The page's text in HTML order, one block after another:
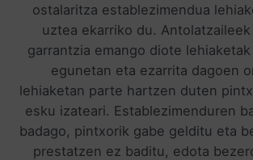
ostalaritza establezimendua
uztea ekarriko du.
garrantzia emango diote
egunetan eta ezarrita dagoen
lehiaketan parte hartzen duten
esku izateari. Establezimenduren
badago, pintxorik gabe gelditu eta
prestatzen ez baditu, edota